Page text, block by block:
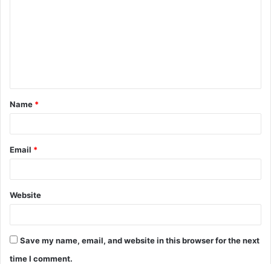
t
*
Name *
Email *
Website
Save my name, email, and website in this browser for the next
time I comment.